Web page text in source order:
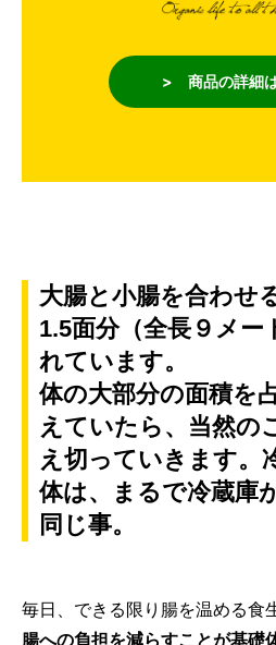
> 商品の詳細
大腸と小腸を合わせ
1.5面分（全長９メ
れています。
体の大部分の面積を
えていたら、当然の
え切っていきます。
体は、まるで冷蔵庫
同じ事。
毎日、できる限り腸を温める食
腸への負担を減らすことが基礎